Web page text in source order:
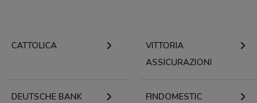
CATTOLICA
VITTORIA
ASSICURAZIONI
DEUTSCHE BANK FINDOMESTIC